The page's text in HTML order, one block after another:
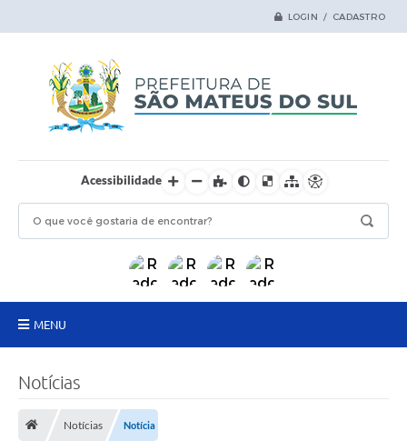
LOGIN / CADASTRO
Acessibilidade
MENU
Notícias
Notícias Notícia